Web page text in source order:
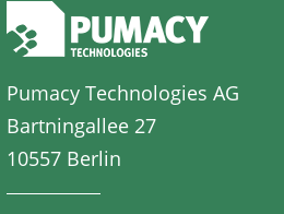
Pumacy Technologies AG
Bartningallee 27
10557 Berlin